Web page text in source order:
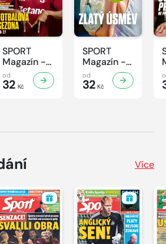
SPORT
Magazín -
30/2026
od
32 Kč
SPORT
Magazín -
29/2026
od
32 Kč
Více